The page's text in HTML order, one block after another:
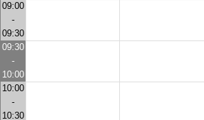
09:00
-
09:30
09:30
-
10:00
10:00
-
10:30